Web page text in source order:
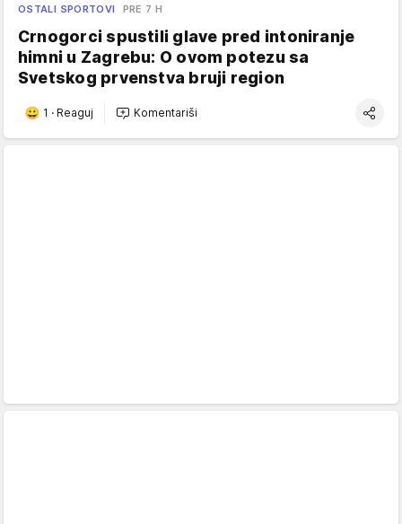
OSTALI SPORTOVI PRE 7 H
Crnogorci spustili glave pred intoniranje
himni u Zagrebu: O ovom potezu sa
Svetskog prvenstva bruji region
1 · Reaguj Komentariši